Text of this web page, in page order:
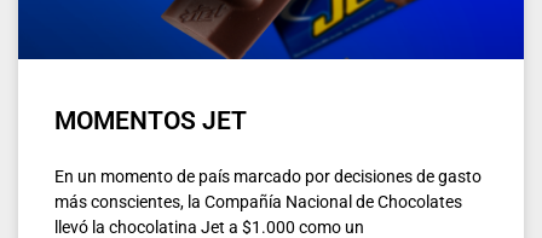
MOMENTOS JET
En un momento de país marcado por decisiones de gasto
más conscientes, la Compañía Nacional de Chocolates
llevó la chocolatina Jet a $1.000 como un